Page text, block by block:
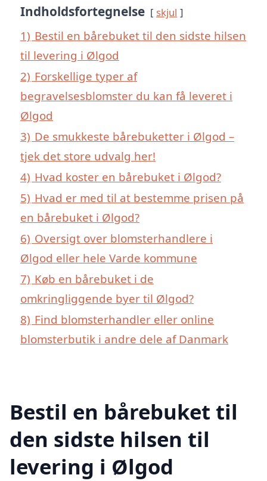
Indholdsfortegnelse skjul
1) Bestil en bårebuket til den sidste hilsen
til levering i Ølgod
2) Forskellige typer af
begravelsesblomster du kan få leveret i
Ølgod
3) De smukkeste bårebuketter i Ølgod –
tjek det store udvalg her!
4) Hvad koster en bårebuket i Ølgod?
5) Hvad er med til at bestemme prisen på
en bårebuket i Ølgod?
6) Oversigt over blomsterhandlere i
Ølgod eller hele Varde kommune
7) Køb en bårebuket i de
omkringliggende byer til Ølgod?
8) Find blomsterhandler eller online
blomsterbutik i andre dele af Danmark
Bestil en bårebuket til
den sidste hilsen til
levering i Ølgod